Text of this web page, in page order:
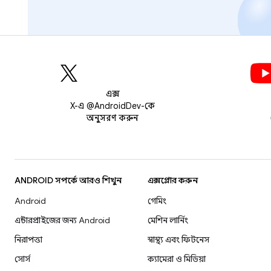
এক্স
X-এ @AndroidDev-কে
অনুসরণ করুন
ANDROID সম্পর্কে আরও শিখুন
Android
এন্টারপ্রাইজের জন্য Android
নিরাপত্তা
সোর্স
এক্সপ্লোর করুন
গেমিং
মেশিন লার্নিং
স্বাস্থ্য এবং ফিটনেস
ক্যামেরা ও মিডিয়া